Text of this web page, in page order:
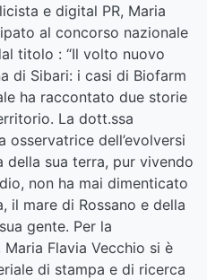
e digital PR, Maria
al concorso nazionale
titolo : “Il volto nuovo
di Sibari: i casi di Biofarm
ha raccontato due storie
La dott.ssa
osservatrice dell’evolversi
sua terra, pur vivendo
non ha mai dimenticato
il mare di Rossano e della
gente. Per la
Flavia Vecchio si è
di stampa e di ricerca